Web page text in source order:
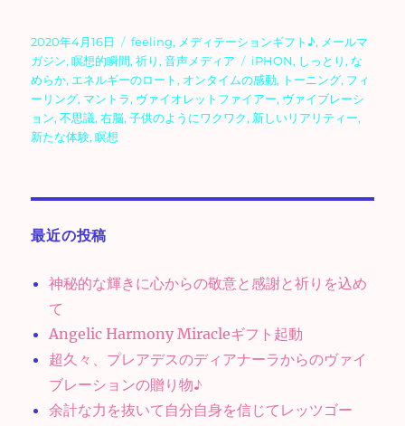
投
稿
日:
2020年4月16日
カ
テ
ゴ
リ
ー
feeling, メディテーションギフト♪, メールマ
ガジン,瞑想的瞬間,祈り,音声メディア
タ
グ
iPHON, しっとり,な
めらか, エネルギーのロート, オンタイムの感動, トーニング, フィ
ーリング, マントラ, ヴァイオレットファイアー, ヴァイブレーシ
ョン,不思議,右脳,子供のようにワクワク, 新しいリアリティー,
新たな体験,瞑想
最近の投稿
神秘的な輝きに心からの敬意と感謝と祈りを込め
て
Angelic Harmony Miracleギフト起動
超久々、プレアデスのディアナーラからのヴァイ
ブレーションの贈り物♪
余計な力を抜いて自分自身を信じてレッツゴー